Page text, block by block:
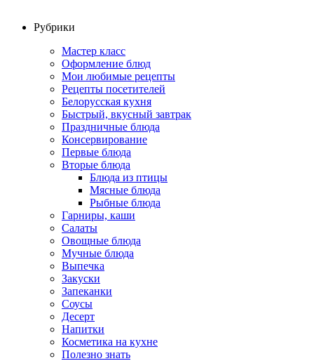
Рубрики
Мастер класс
Оформление блюд
Мои любимые рецепты
Рецепты посетителей
Белорусская кухня
Быстрый, вкусный завтрак
Праздничные блюда
Консервирование
Первые блюда
Вторые блюда
Блюда из птицы
Мясные блюда
Рыбные блюда
Гарниры, каши
Салаты
Овощные блюда
Мучные блюда
Выпечка
Закуски
Запеканки
Соусы
Десерт
Напитки
Косметика на кухне
Полезно знать